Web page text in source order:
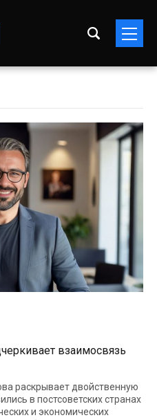
взаимосвязь
раскрывает двойственную
в постсоветских странах
и экономических